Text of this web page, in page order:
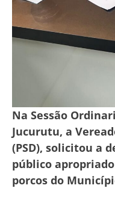
Na Sessão
Jucurutu, a
(PSD), solicitou a
público
porcos do